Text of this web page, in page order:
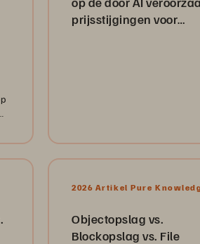
prijsstijgingen voor
2026 Artikel Pure
Objectopslag vs.
Blockopslag vs. File